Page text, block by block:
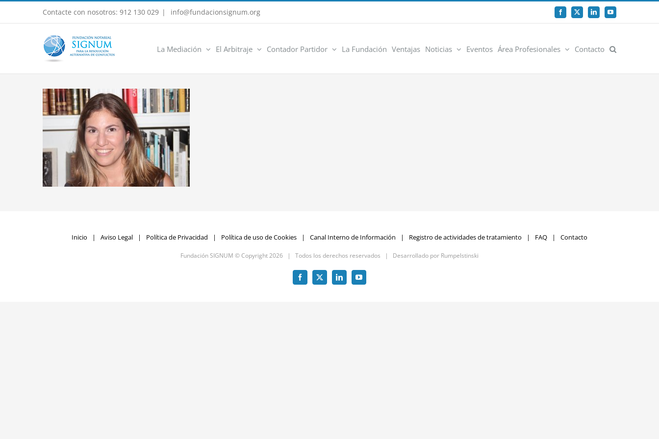
Saltar
contenido
Contacte con nosotros: 912 130 029 | info@fundacionsignum.org Facebook
X LinkedInYouTube
La Mediación El Arbitraje Contador Partidor La Fundación Ventajas Noticias Eventos Área Profesionales Contacto
Inicio Aviso Legal Política de Privacidad Política de uso de Cookies Canal Interno de Información Registro de actividades de tratamiento FAQ Contacto
Fundación SIGNUM © Copyright2026 | Todos los derechos reservados | Desarrollado por Rumpelstinski
Facebook
X LinkedInYouTube